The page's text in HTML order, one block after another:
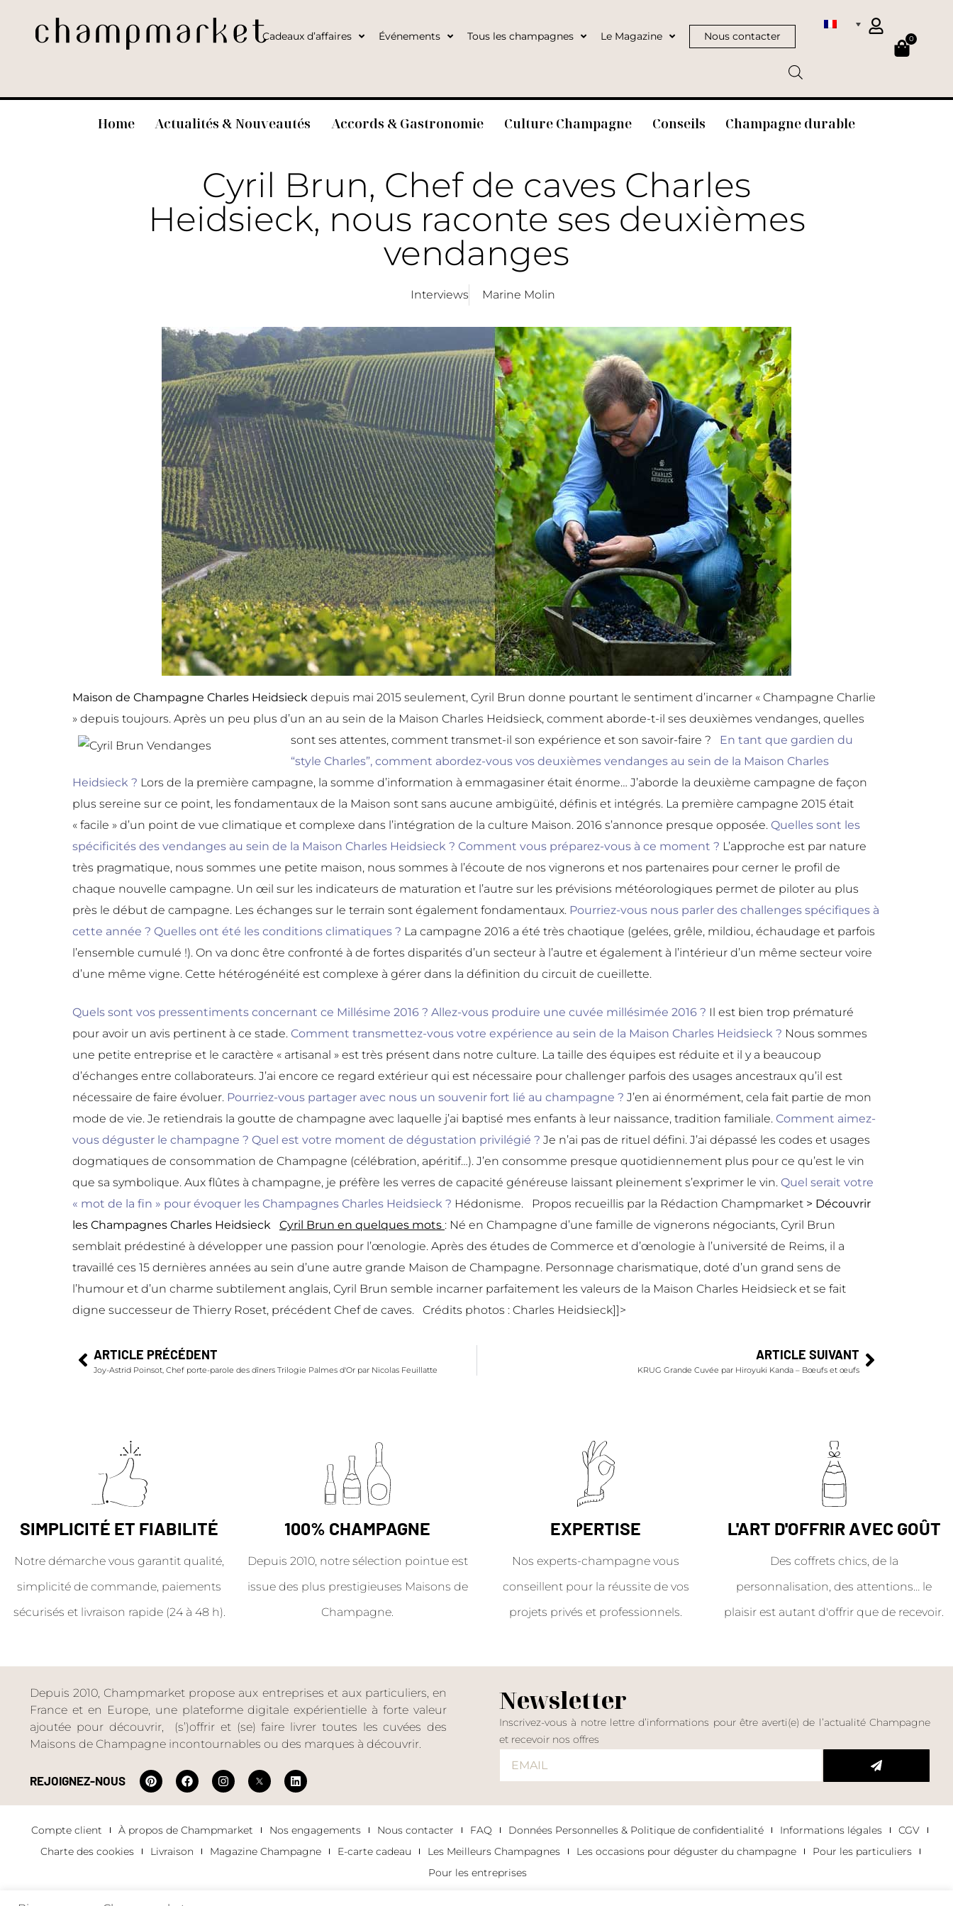
Cadeaux d’affaires Événements Tous les champagnes Le Magazine Nous contacter 0
Home Actualités & Nouveautés Accords & Gastronomie Culture Champagne Conseils Champagne durable
Cyril Brun, Chef de caves Charles
Heidsieck, nous raconte ses deuxièmes
vendanges
Interviews Marine Molin
Maison de Champagne Charles Heidsieck depuis mai 2015 seulement, Cyril Brun donne pourtant le sentiment d’incarner « Champagne Charlie
» depuis toujours. Après un peu plus d’un an au sein de la Maison Charles Heidsieck, comment aborde-t-il ses deuxièmes vendanges, quelles
sont ses attentes, comment transmet-il son expérience et son savoir-faire ? En tant que gardien du
“style Charles”, comment abordez-vous vos deuxièmes vendanges au sein de la Maison Charles
Heidsieck ? Lors de la première campagne, la somme d’information à emmagasiner était énorme… J’aborde la deuxième campagne de façon
plus sereine sur ce point, les fondamentaux de la Maison sont sans aucune ambigüité, définis et intégrés. La première campagne 2015 était
« facile » d’un point de vue climatique et complexe dans l’intégration de la culture Maison. 2016 s’annonce presque opposée. Quelles sont les
spécificités des vendanges au sein de la Maison Charles Heidsieck ? Comment vous préparez-vous à ce moment ? L’approche est par nature
très pragmatique, nous sommes une petite maison, nous sommes à l’écoute de nos vignerons et nos partenaires pour cerner le profil de
chaque nouvelle campagne. Un œil sur les indicateurs de maturation et l’autre sur les prévisions météorologiques permet de piloter au plus
près le début de campagne. Les échanges sur le terrain sont également fondamentaux. Pourriez-vous nous parler des challenges spécifiques à
cette année ? Quelles ont été les conditions climatiques ? La campagne 2016 a été très chaotique (gelées, grêle, mildiou, échaudage et parfois
l’ensemble cumulé !). On va donc être confronté à de fortes disparités d’un secteur à l’autre et également à l’intérieur d’un même secteur voire
d’une même vigne. Cette hétérogénéité est complexe à gérer dans la définition du circuit de cueillette.
Quels sont vos pressentiments concernant ce Millésime 2016 ? Allez-vous produire une cuvée millésimée 2016 ? Il est bien trop prématuré
pour avoir un avis pertinent à ce stade. Comment transmettez-vous votre expérience au sein de la Maison Charles Heidsieck ? Nous sommes
une petite entreprise et le caractère « artisanal » est très présent dans notre culture. La taille des équipes est réduite et il y a beaucoup
d’échanges entre collaborateurs. J’ai encore ce regard extérieur qui est nécessaire pour challenger parfois des usages ancestraux qu’il est
nécessaire de faire évoluer. Pourriez-vous partager avec nous un souvenir fort lié au champagne ? J’en ai énormément, cela fait partie de mon
mode de vie. Je retiendrais la goutte de champagne avec laquelle j’ai baptisé mes enfants à leur naissance, tradition familiale. Comment aimez-
vous déguster le champagne ? Quel est votre moment de dégustation privilégié ? Je n’ai pas de rituel défini. J’ai dépassé les codes et usages
dogmatiques de consommation de Champagne (célébration, apéritif…). J’en consomme presque quotidiennement plus pour ce qu’est le vin
que sa symbolique. Aux flûtes à champagne, je préfère les verres de capacité généreuse laissant pleinement s’exprimer le vin. Quel serait votre
« mot de la fin » pour évoquer les Champagnes Charles Heidsieck ? Hédonisme. Propos recueillis par la Rédaction Champmarket > Découvrir
les Champagnes Charles Heidsieck Cyril Brun en quelques mots : Né en Champagne d’une famille de vignerons négociants, Cyril Brun
semblait prédestiné à développer une passion pour l’œnologie. Après des études de Commerce et d’œnologie à l’université de Reims, il a
travaillé ces 15 dernières années au sein d’une autre grande Maison de Champagne. Personnage charismatique, doté d’un grand sens de
l’humour et d’un charme subtilement anglais, Cyril Brun semble incarner parfaitement les valeurs de la Maison Charles Heidsieck et se fait
digne successeur de Thierry Roset, précédent Chef de caves. Crédits photos : Charles Heidsieck]]>
ARTICLE PRÉCÉDENT
Joy-Astrid Poinsot, Chef porte-parole des dîners Trilogie Palmes d'Or par Nicolas Feuillatte
ARTICLE SUIVANT
KRUG Grande Cuvée par Hiroyuki Kanda – Bœufs et œufs
SIMPLICITÉ ET FIABILITÉ
Notre démarche vous garantit qualité,
simplicité de commande, paiements
sécurisés et livraison rapide (24 à 48 h).
100% CHAMPAGNE
Depuis 2010, notre sélection pointue est
issue des plus prestigieuses Maisons de
Champagne.
EXPERTISE
Nos experts-champagne vous
conseillent pour la réussite de vos
projets privés et professionnels.
L'ART D'OFFRIR AVEC GOÛT
Des coffrets chics, de la
personnalisation, des attentions… le
plaisir est autant d'offrir que de recevoir.
Depuis 2010, Champmarket propose aux entreprises et aux particuliers, en
France et en Europe, une plateforme digitale expérientielle à forte valeur
ajoutée pour découvrir, (s’)offrir et (se) faire livrer toutes les cuvées des
Maisons de Champagne incontournables ou des marques à découvrir.
REJOIGNEZ-NOUS
Newsletter
Inscrivez-vous à notre lettre d’informations pour être averti(e) de l’actualité Champagne
et recevoir nos offres
Compte client À propos de Champmarket Nos engagements Nous contacter FAQ Données Personnelles & Politique de confidentialité Informations légales
CGV
Charte des cookies
Livraison Magazine Champagne E-carte cadeau Les Meilleurs Champagnes Les occasions pour déguster du champagne
Pour les particuliers
Pour les entreprises